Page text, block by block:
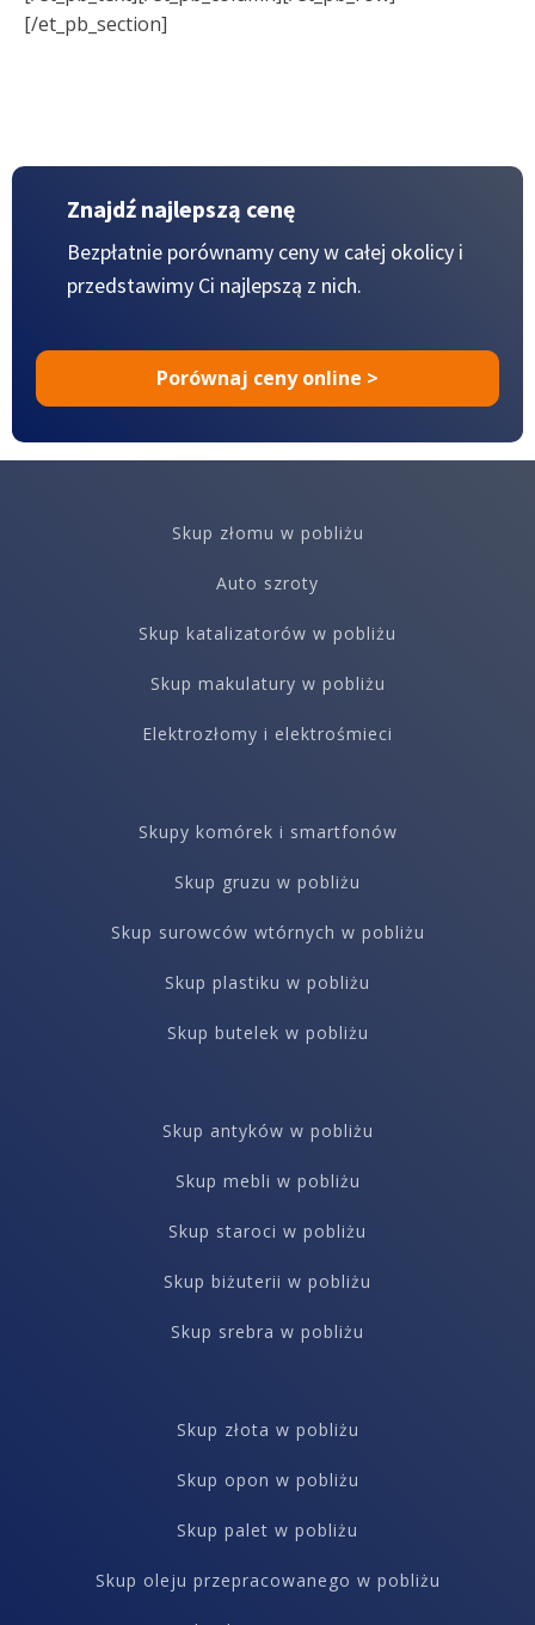
[/et_pb_section]
Znajdź najlepszą cenę
Bezpłatnie porównamy ceny w całej okolicy i
przedstawimy Ci najlepszą z nich.
Porównaj ceny online >
Skup złomu w pobliżu
Auto szroty
Skup katalizatorów w pobliżu
Skup makulatury w pobliżu
Elektrozłomy i elektrośmieci
Skupy komórek i smartfonów
Skup gruzu w pobliżu
Skup surowców wtórnych w pobliżu
Skup plastiku w pobliżu
Skup butelek w pobliżu
Skup antyków w pobliżu
Skup mebli w pobliżu
Skup staroci w pobliżu
Skup biżuterii w pobliżu
Skup srebra w pobliżu
Skup złota w pobliżu
Skup opon w pobliżu
Skup palet w pobliżu
Skup oleju przepracowanego w pobliżu